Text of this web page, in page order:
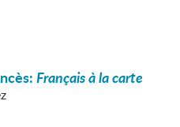
Français à la carte